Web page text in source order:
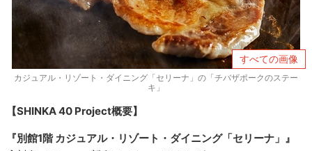
すべての画像
カジュアル・リゾート・ダイニング「セリーナ」の「チバザポークのステー
キ」
【SHINKA 40 Project概要】
『別館1階 カジュアル・リゾート・ダイニング「セリーナ」』